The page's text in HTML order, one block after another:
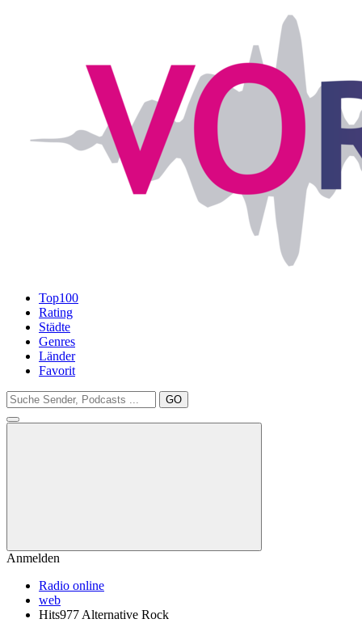
Top100
Rating
Städte
Genres
Länder
Favorit
GO
Anmelden
Radio online
web
Hits977 Alternative Rock